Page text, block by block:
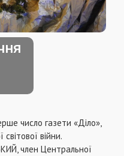
число газети «Діло»,
війни.
член Центральної